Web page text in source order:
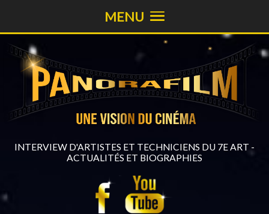
INTERVIEW D'ARTISTES ET TECHNICIENS DU 7E ART -
ACTUALITÉS ET BIOGRAPHIES
MENU